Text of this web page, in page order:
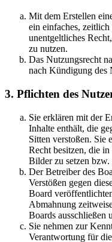
Mit dem Erstellen
ein einfaches,
unentgeltliches
zu nutzen.
Das Nutzungsrecht
nach Kündigung des
3. Pflichten des
Sie erklären mit der
Inhalte enthält, die
Sitten verstoßen. Sie
Recht besitzen, die
Bilder zu setzen
Der Betreiber des
Verstößen gegen
Board
Abmahnung
Boards ausschließen
Sie nehmen zur
Verantwortung für